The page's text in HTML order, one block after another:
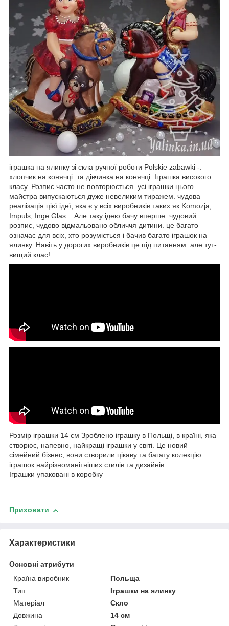
іграшка на ялинку зі скла ручної роботи Polskie zabawki -.
хлопчик на конячці та дівчинка на конячці. Іграшка високого
класу. Розпис часто не повторюється. усі іграшки цього
майстра випускаються дуже невеликим тиражем. чудова
реалізація цієї ідеї, яка є у всіх виробників таких як Komozja,
Impuls, Inge Glas. . Але таку ідею бачу вперше. чудовий
розпис, чудово відмальовано обличчя дитини. це багато
означає для всіх, хто розуміється і бачив багато іграшок на
ялинку. Навіть у дорогих виробників це під питанням. але тут-
вищий клас!
Розмір іграшки 14 см Зроблено іграшку в Польщі, в країні, яка
створює, напевно, найкращі іграшки у світі. Це новий
сімейний бізнес, вони створили цікаву та багату колекцію
іграшок найрізноманітніших стилів та дизайнів.
Іграшки упаковані в коробку
Приховати
Характеристики
Основні атрибути
Країна виробник
Польща
Тип
Іграшки на ялинку
Матеріал
Скло
Довжина
14 см